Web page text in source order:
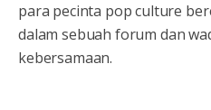
para pecinta pop culture
dalam sebuah forum dan
kebersamaan.